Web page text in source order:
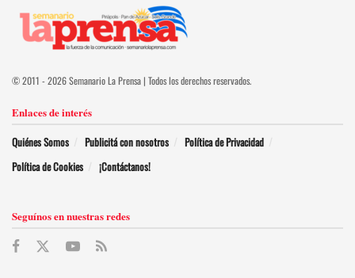
© 2011 - 2026 Semanario La Prensa | Todos los derechos reservados.
Enlaces de interés
Quiénes Somos Publicitá con nosotros
Política de Privacidad
Política de Cookies
¡Contáctanos!
Seguínos en nuestras redes